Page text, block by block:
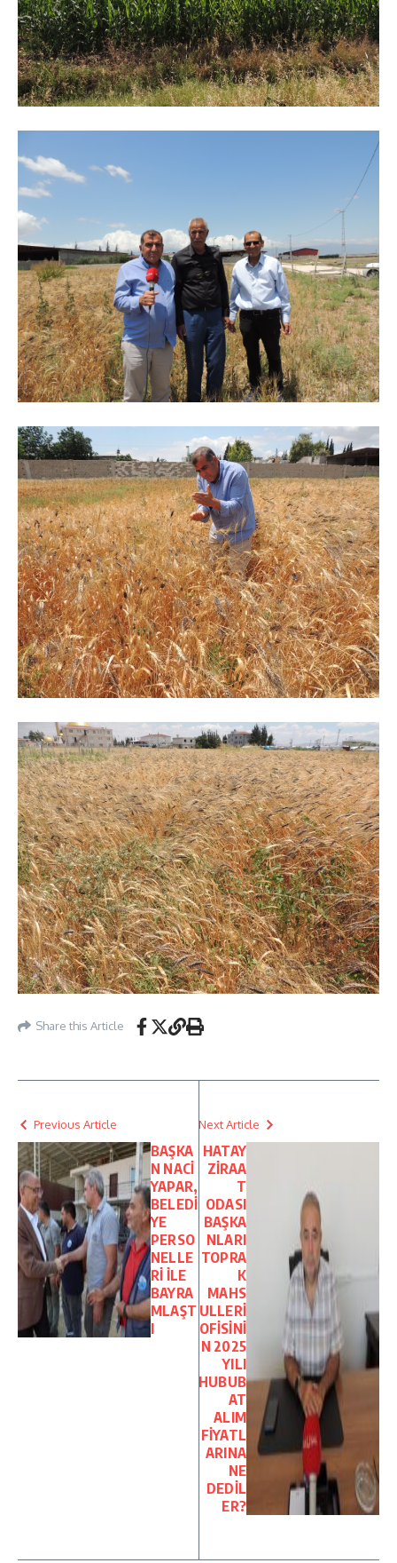
Share this Article
Previous Article
BAŞKA
N NACİ
YAPAR,
BELEDİ
YE
PERSO
NELLE
Rİ İLE
BAYRA
MLAŞT
I
Next Article
HATAY
ZİRAA
T
ODASI
BAŞKA
NLARI
TOPRA
K
MAHS
ULLERİ
OFİSİNİ
N 2025
YILI
HUBUB
AT
ALIM
FİYATL
ARINA
NE
DEDİL
ER?